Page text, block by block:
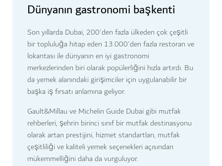
Dünyanın gastronomi başkenti
Son yıllarda Dubai, 200'den fazla ülkeden çok çeşitli
bir topluluğa hitap eden 13.000'den fazla restoran ve
lokantası ile dünyanın en iyi gastronomi
merkezlerinden biri olarak popülerliğini hızla artırdı. Bu
da yemek alanındaki girişimciler için uygulanabilir bir
başka iş fırsatı anlamına geliyor.
Gault&Millau ve Michelin Guide Dubai gibi mutfak
rehberleri, şehrin birinci sınıf bir mutfak destinasyonu
olarak artan prestijini, hizmet standartları, mutfak
çeşitliliği ve kaliteli yemek seçenekleri açısından
mükemmelliğini daha da vurguluyor.